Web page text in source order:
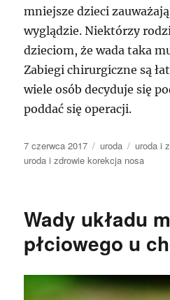
mniejsze dzieci
wyglądzie. Niektórzy
dzieciom, że wada taka
Zabiegi chirurgiczne są
wiele osób decyduje się
poddać się operacji.
Data
publikacji
7 czerwca 2017 Kategorie
uroda Tagi
uroda i
uroda i zdrowie korekcja nosa
Wady układu
płciowego u